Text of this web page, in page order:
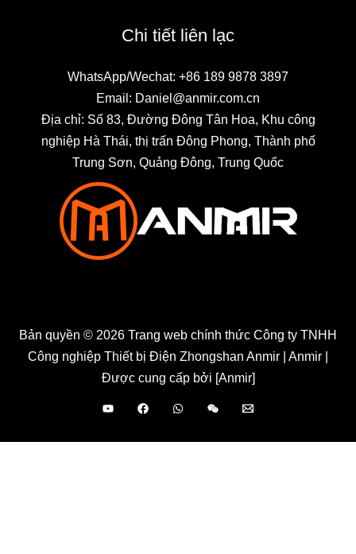
Chi tiết liên lạc
WhatsApp/Wechat: +86 189 9878 3897
Email: Daniel@anmir.com.cn
Địa chỉ: Số 83, Đường Đông Tân Hoa, Khu công
nghiệp Hà Thái, thị trấn Đông Phong, Thành phố
Trung Sơn, Quảng Đông, Trung Quốc
Bản quyền © 2026 Trang web chính thức Công ty TNHH
Công nghiệp Thiết bị Điện Zhongshan Anmir | Anmir |
Được cung cấp bởi [Anmir]